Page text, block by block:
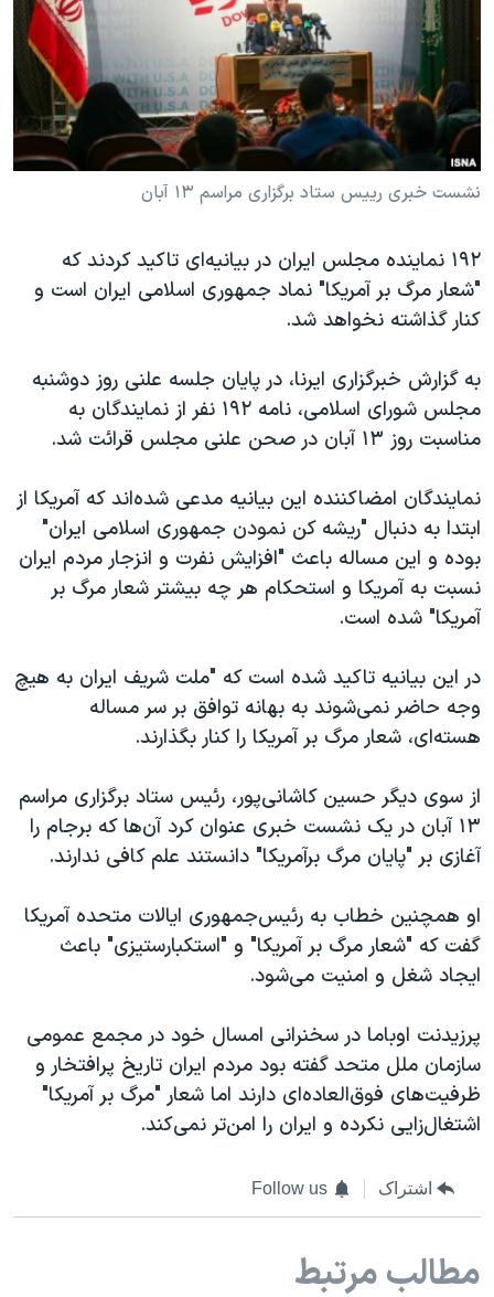
فرهنگ و زندگی
حقوق شهروندی
اقتصادی
علم و فناوری
آرشیو پخش زنده
مستندها
انتخابات ریاست جمهوری آمریکا ۲۰۲۴
حمله جمهوری اسلامی به اسرائیل
رمز مهسا
مجموعه مستندهای دادخواهی
تریبونال مردمی آبان ۹۸
چهل سال گروگان‌گیری
قانون شفافیت دارائی کادر رهبری ایران
اسرائیل در جنگ
نرگس محمدی برنده جایزه نوبل صلح
همایش محافظه‌کاران آمریکا «سی‌پک»
صفحه‌های ویژه
دنبال کنید
زبانهای مختلف
نشست خبری رییس ستاد برگزاری مراسم ۱۳ آبان
۱۹۲ نماینده مجلس ایران در بیانیه‌ای تاکید کردند که
"شعار مرگ بر آمریکا" نماد جمهوری اسلامی ایران است و
کنار گذاشته نخواهد شد.
به گزارش خبرگزاری ایرنا، در پایان جلسه علنی روز دوشنبه
مجلس شورای اسلامی، نامه ۱۹۲ نفر از نمایندگان به
مناسبت روز ۱۳ آبان در صحن علنی مجلس قرائت شد.
نمایندگان امضاکننده این بیانیه مدعی شده‌اند که آمریکا از
ابتدا به دنبال "ریشه کن نمودن جمهوری اسلامی ایران"
بوده و این مساله باعث "افزایش نفرت و انزجار مردم ایران
نسبت به آمریکا و استحکام هر چه بیشتر شعار مرگ بر
آمریکا" شده است.
در این بیانیه تاکید شده است که "ملت شریف ایران به هیچ
وجه حاضر نمی‌شوند به بهانه توافق بر سر مساله
هسته‌ای، شعار مرگ بر آمریکا را کنار بگذارند.
از سوی دیگر حسین کاشانی‌پور، رئیس ستاد برگزاری مراسم
۱۳ آبان در یک نشست خبری عنوان کرد آن‌ها که برجام را
آغازی بر "پایان مرگ برآمریکا" دانستند علم کافی ندارند.
او همچنین خطاب به رئیس‌جمهوری ایالات متحده آمریکا
گفت که "شعار مرگ بر آمریکا" و "استکبارستیزی" باعث
ایجاد شغل و امنیت می‌شود.
پرزیدنت اوباما در سخنرانی امسال خود در مجمع عمومی
سازمان ملل متحد گفته بود مردم ایران تاریخ پرافتخار و
ظرفیت‌های فوق‌العاده‌ای دارند اما شعار "مرگ بر آمریکا"
اشتغال‌زایی نکرده و ایران را امن‌تر نمی‌کند.
اشتراک Follow us
مطالب مرتبط